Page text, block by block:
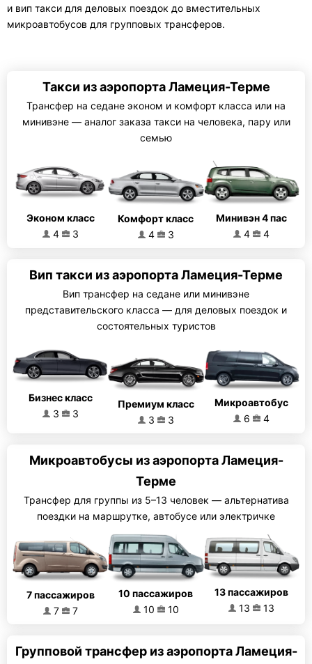
и вип такси для деловых поездок до вместительных
микроавтобусов для групповых трансферов.
Такси из аэропорта Ламеция-Терме
Трансфер на седане эконом и комфорт класса или на
минивэне — аналог заказа такси на человека, пару или
семью
Эконом класс
4
3
Комфорт класс
4
3
Минивэн 4 пас
4
4
Вип такси из аэропорта Ламеция-Терме
Вип трансфер на седане или минивэне
представительского класса — для деловых поездок и
состоятельных туристов
Бизнес класс
3
3
Премиум класс
3
3
Микроавтобус
6
4
Микроавтобусы из аэропорта Ламеция-
Терме
Трансфер для группы из 5–13 человек — альтернатива
поездки на маршрутке, автобусе или электричке
7 пассажиров
7
7
10 пассажиров
10
10
13 пассажиров
13
13
Групповой трансфер из аэропорта Ламеция-